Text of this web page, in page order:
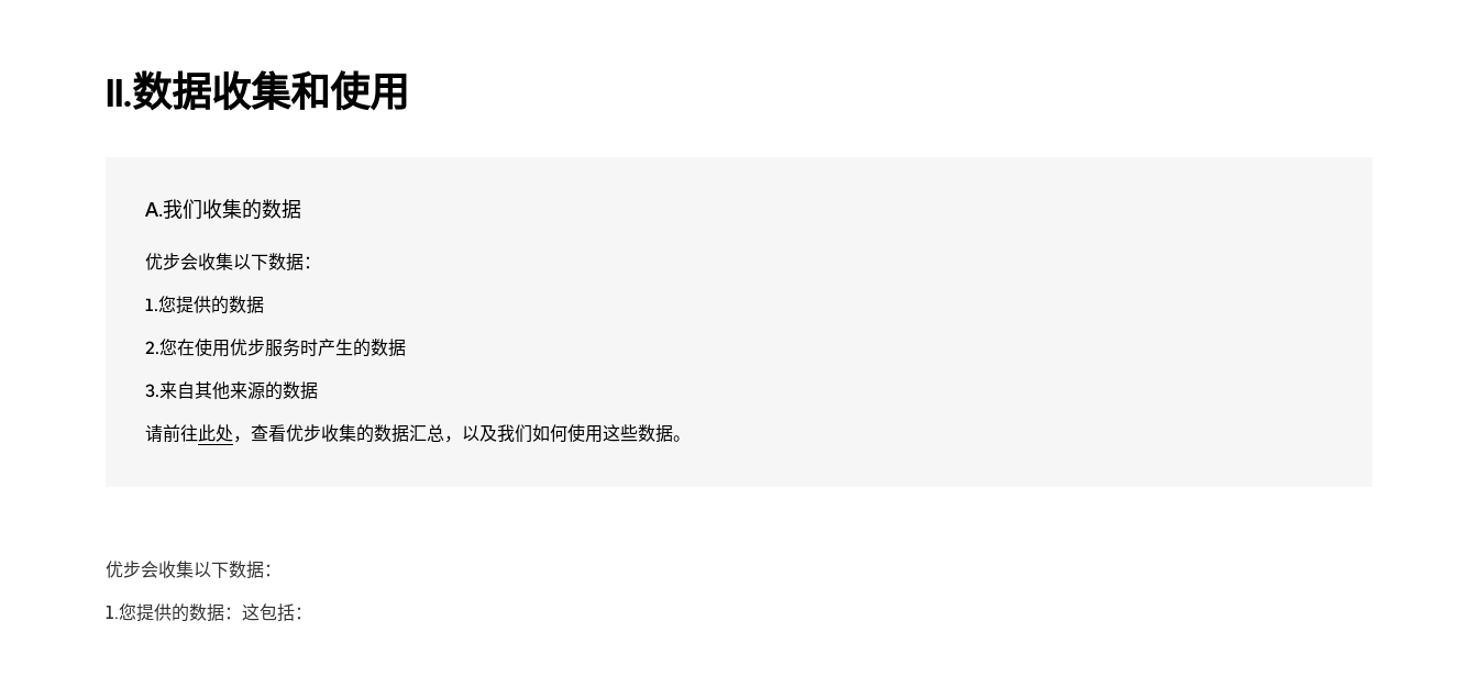
II.数据收集和使用
A.我们收集的数据
优步会收集以下数据：
1.您提供的数据
2.您在使用优步服务时产生的数据
3.来自其他来源的数据
请前往此处，查看优步收集的数据汇总，以及我们如何使用这些数据。
优步会收集以下数据：
1.您提供的数据：这包括：